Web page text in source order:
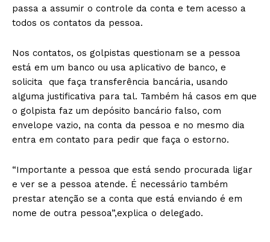
passa a assumir o controle da conta e tem acesso a
todos os contatos da pessoa.
Nos contatos, os golpistas questionam se a pessoa
está em um banco ou usa aplicativo de banco, e
solicita que faça transferência bancária, usando
alguma justificativa para tal. Também há casos em que
o golpista faz um depósito bancário falso, com
envelope vazio, na conta da pessoa e no mesmo dia
entra em contato para pedir que faça o estorno.
“Importante a pessoa que está sendo procurada ligar
e ver se a pessoa atende. É necessário também
prestar atenção se a conta que está enviando é em
nome de outra pessoa”,explica o delegado.